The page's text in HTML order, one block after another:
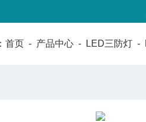
首页 - 产品中心 - LED三防灯 -